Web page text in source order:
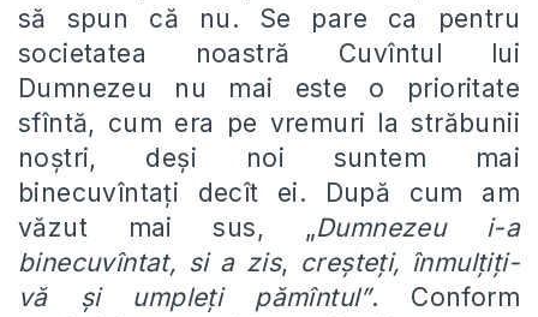
să spun că nu. Se pare ca pentru
societatea noastră Cuvîntul lui
Dumnezeu nu mai este o prioritate
sfîntă, cum era pe vremuri la străbunii
noştri, deşi noi suntem mai
binecuvîntaţi decît ei. După cum am
văzut mai sus, „Dumnezeu i-a
binecuvîntat, si a zis, creşteţi, înmulţiţi-
vă şi umpleţi pămîntul”. Conform